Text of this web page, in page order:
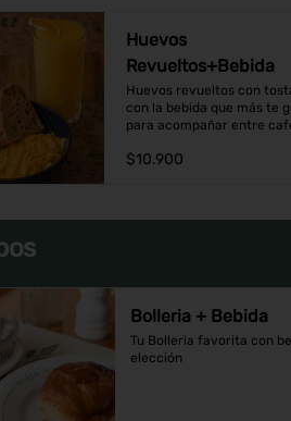
Huevos
Revueltos+Bebida
Huevos revueltos con
con la bebida que más te
para acompañar entre
$10.900
Bolleria + Bebida
Tu Bolleria favorita con
elección